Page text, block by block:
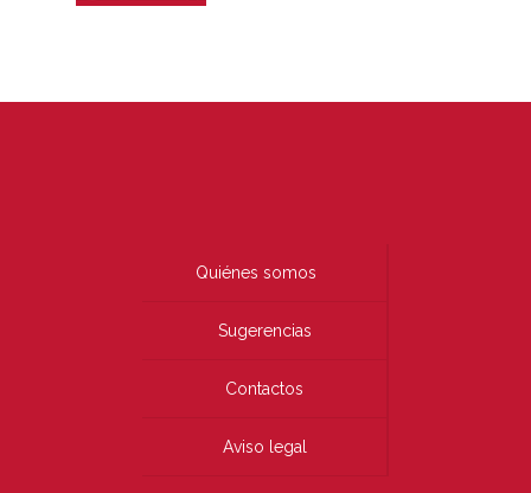
Quiénes somos
Sugerencias
Contactos
Aviso legal